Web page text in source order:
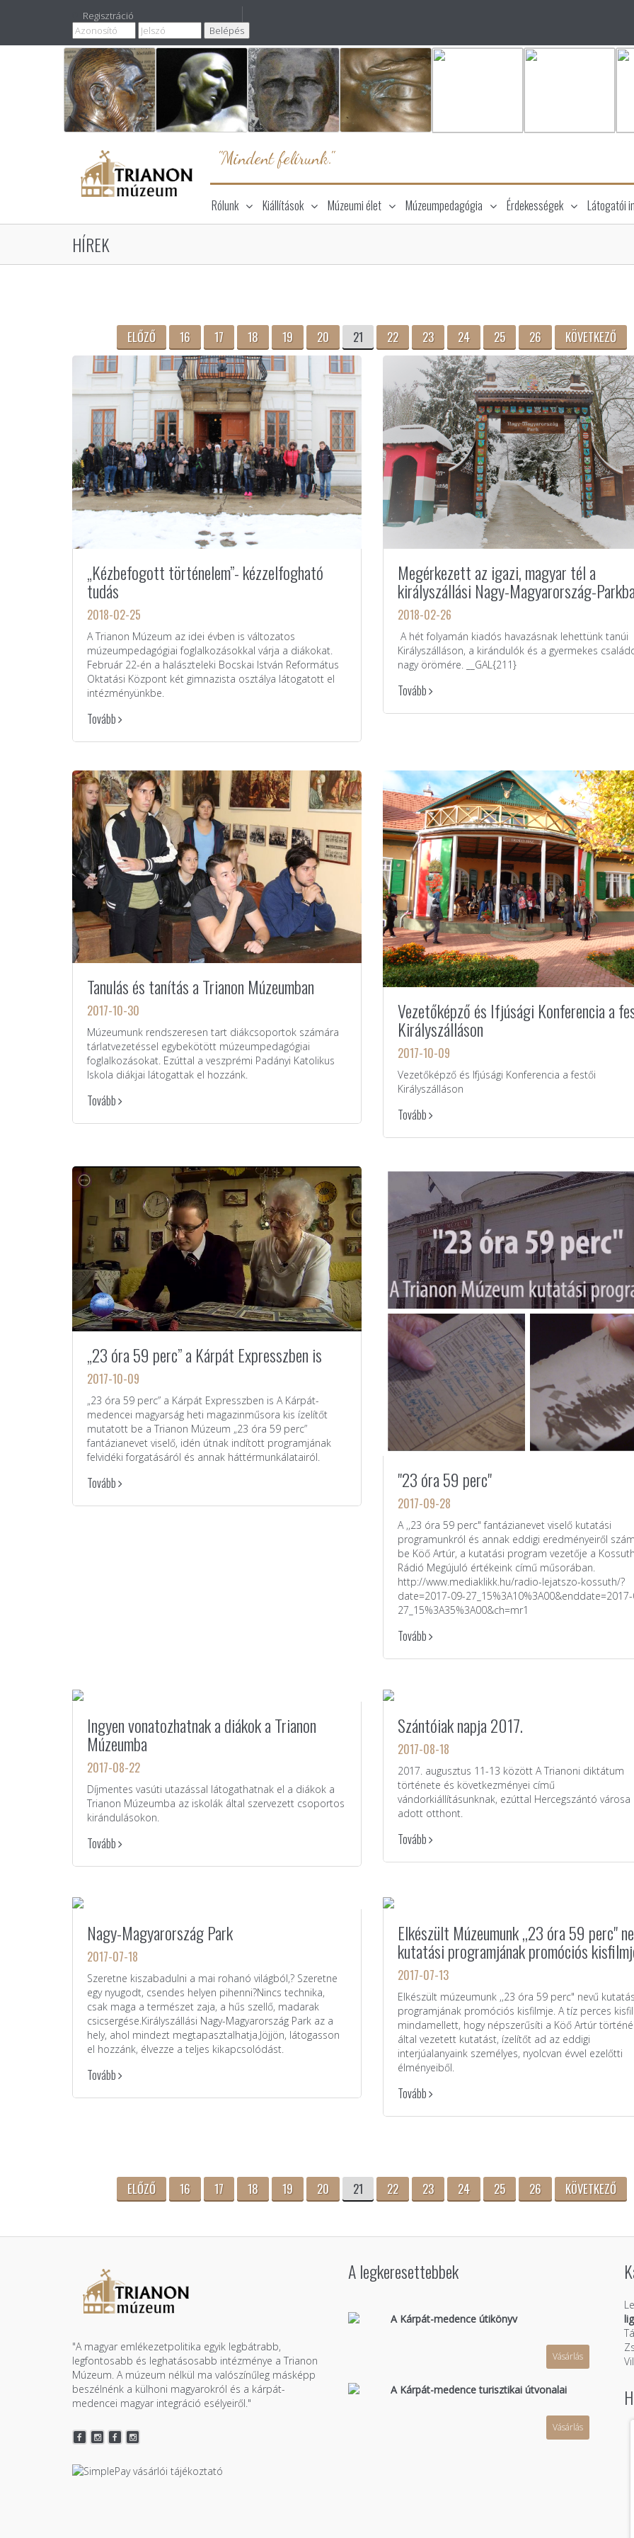
Regisztráció
"Mindent felírunk."
Rólunk Kiállítások Múzeumi élet Múzeumpedagógia Érdekességek Látogatói
HÍREK
ELŐZŐ 16 17 18 19 20 21 22 23 24 25 26 KÖVETKEZŐ
„Kézbefogott történelem”- kézzelfogható
tudás
2018-02-25
A Trianon Múzeum az idei évben is változatos
múzeumpedagógiai foglalkozásokkal várja a diákokat.
Február 22-én a halászteleki Bocskai István Református
Oktatási Központ két gimnazista osztálya látogatott el
intézményünkbe.
Tovább
Megérkezett az igazi, magyar tél a
királyszállási Nagy-Magyarország-
2018-02-26
A hét folyamán kiadós havazásnak lehettünk tanúi
Királyszálláson, a kirándulók és a gyermekes
nagy örömére. __GAL{211}
Tovább
Tanulás és tanítás a Trianon Múzeumban
2017-10-30
Múzeumunk rendszeresen tart diákcsoportok számára
tárlatvezetéssel egybekötött múzeumpedagógiai
foglalkozásokat. Ezúttal a veszprémi Padányi Katolikus
Iskola diákjai látogattak el hozzánk.
Tovább
Vezetőképző és Ifjúsági Konferencia a
Királyszálláson
2017-10-09
Vezetőképző és Ifjúsági Konferencia a festői
Királyszálláson
Tovább
„23 óra 59 perc” a Kárpát Expresszben is
2017-10-09
„23 óra 59 perc” a Kárpát Expresszben is A Kárpát-
medencei magyarság heti magazinműsora kis ízelítőt
mutatott be a Trianon Múzeum „23 óra 59 perc”
fantázianevet viselő, idén útnak indított programjának
felvidéki forgatásáról és annak háttérmunkálatairól.
Tovább "23 óra 59 perc"
2017-09-28
A ,,23 óra 59 perc" fantázianevet viselő kutatási
programunkról és annak eddigi eredményeiről
be Köő Artúr, a kutatási program vezetője a
Rádió Megújuló értékeink című műsorában.
http://www.mediaklikk.hu/radio-lejatszo-kossuth/?
date=2017-09-
27_15%3A35%3A00&ch=mr1
Tovább
Ingyen vonatozhatnak a diákok a Trianon
Múzeumba
2017-08-22
Díjmentes vasúti utazással látogathatnak el a diákok a
Trianon Múzeumba az iskolák által szervezett csoportos
kirándulásokon.
Tovább
Szántóiak napja 2017.
2017-08-18
2017. augusztus 11-13 között A Trianoni diktátum
története és következményei című
vándorkiállításunknak, ezúttal Hercegszántó városa
adott otthont.
Tovább
Nagy-Magyarország Park
2017-07-18
Szeretne kiszabadulni a mai rohanó világból,? Szeretne
egy nyugodt, csendes helyen pihenni?Nincs technika,
csak maga a természet zaja, a hűs szellő, madarak
csicsergése.Királyszállási Nagy-Magyarország Park az a
hely, ahol mindezt megtapasztalhatja.Jöjjön, látogasson
el hozzánk, élvezze a teljes kikapcsolódást.
Tovább
Elkészült Múzeumunk ,,23 óra 59 perc"
kutatási programjának promóciós
2017-07-13
Elkészült múzeumunk ,,23 óra 59 perc" nevű
programjának promóciós kisfilmje. A tíz perces
mindamellett, hogy népszerűsíti a Köő Artúr
által vezetett kutatást, ízelítőt ad az eddigi
interjúalanyaink személyes, nyolcvan évvel ezelőtti
élményeiből.
Tovább
ELŐZŐ 16 17 18 19 20 21 22 23 24 25 26 KÖVETKEZŐ
"A magyar emlékezetpolitika egyik legbátrabb,
legfontosabb és leghatásosabb intézménye a Trianon
Múzeum. A múzeum nélkül ma valószínűleg másképp
beszélnénk a külhoni magyarokról és a kárpát-
medencei magyar integráció esélyeiről."
A legkeresettebbek
A Kárpát-medence útikönyv
Vásárlás
A Kárpát-medence turisztikai útvonalai
Vásárlás